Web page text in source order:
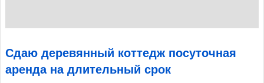
Сдаю деревянный коттедж посуточная
аренда на длительный срок